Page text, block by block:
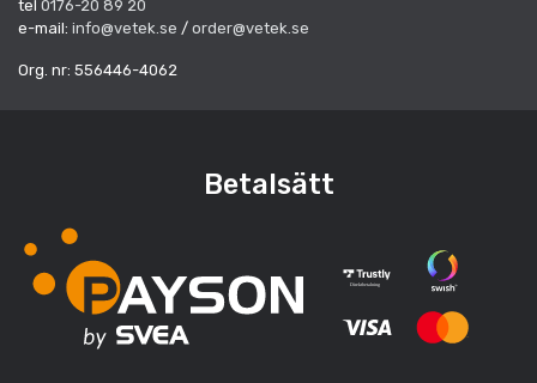
tel 0176-20 89 20
e-mail: info@vetek.se / order@vetek.se
Org. nr: 556446-4062
Betalsätt